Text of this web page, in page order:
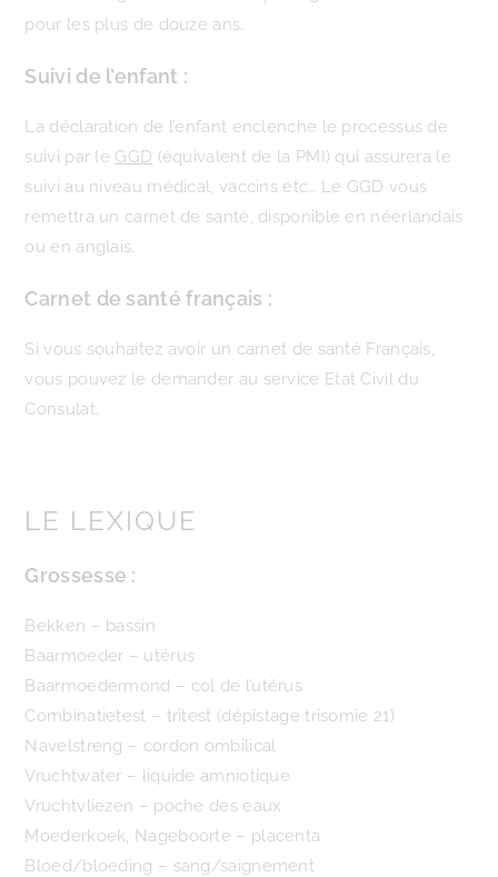
pour les plus de douze ans.
Suivi de l’enfant :
La déclaration de l’enfant enclenche le processus de
suivi par le GGD (équivalent de la PMI) qui assurera le
suivi au niveau médical, vaccins etc… Le GGD vous
remettra un carnet de santé, disponible en néerlandais
ou en anglais.
Carnet de santé français :
Si vous souhaitez avoir un carnet de santé Français,
vous pouvez le demander au service Etat Civil du
Consulat.
LE LEXIQUE
Grossesse :
Bekken – bassin
Baarmoeder – utérus
Baarmoedermond – col de l’utérus
Combinatietest – tritest (dépistage trisomie 21)
Navelstreng – cordon ombilical
Vruchtwater – liquide amniotique
Vruchtvliezen – poche des eaux
Moederkoek, Nageboorte – placenta
Bloed/bloeding – sang/saignement